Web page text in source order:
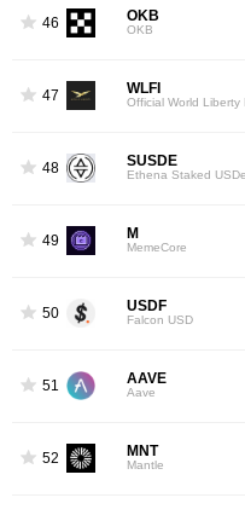
46 OKB
OKB
47 WLFI
Official World Liberty
48 SUSDE
Ethena Staked USDe
49 M
MemeCore
50 USDF
Falcon USD
51 AAVE
Aave
52 MNT
Mantle